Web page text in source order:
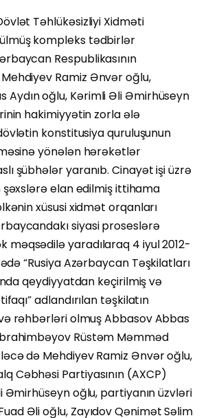
Təhlükəsizliyi Xidməti
kompleks tədbirlər
Respublikasının
Ramiz Ənvər oğlu,
Aydın oğlu, Kərimli Əli Əmirhüseyn
hakimiyyətin zorla ələ
konstitusiya quruluşunun
yönələn hərəkətlər
şübhələr yaranıb. Cinayət işi üzrə
elan edilmiş ittihama
xüsusi xidmət orqanları
siyasi proseslərə
məqsədilə yaradılaraq 4 iyul 2012-
“Rusiya Azərbaycan Təşkilatları
qeydiyyatdan keçirilmiş və
adlandırılan təşkilatın
rəhbərləri olmuş Abbasov Abbas
Rüstəm Məmməd
də Mehdiyev Ramiz Ənvər oğlu,
Cəbhəsi Partiyasının (AXCP)
Əmirhüseyn oğlu, partiyanın üzvləri
Əli oğlu, Zayıdov Qənimət Səlim